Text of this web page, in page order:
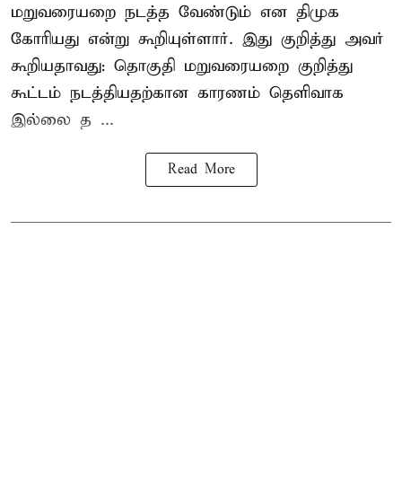
மறுவரையறை நடத்த வேண்டும் என திமுக
கோரியது என்று கூறியுள்ளார். இது குறித்து அவர்
கூறியதாவது: தொகுதி மறுவரையறை குறித்து
கூட்டம் நடத்தியதற்கான காரணம் தெளிவாக
இல்லை த ...
Read More